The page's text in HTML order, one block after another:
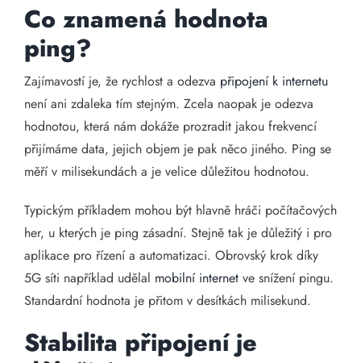
Co znamená hodnota
ping?
Zajímavostí je, že rychlost a odezva připojení k internetu
není ani zdaleka tím stejným. Zcela naopak je odezva
hodnotou, která nám dokáže prozradit jakou frekvencí
přijímáme data, jejich objem je pak něco jiného. Ping se
měří v milisekundách a je velice důležitou hodnotou.
Typickým příkladem mohou být hlavně hráči počítačových
her, u kterých je ping zásadní. Stejně tak je důležitý i pro
aplikace pro řízení a automatizaci. Obrovský krok díky
5G síti například udělal mobilní internet ve snížení pingu.
Standardní hodnota je přitom v desítkách milisekund.
Stabilita připojení je